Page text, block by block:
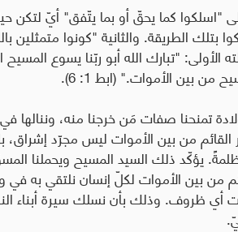
"اسلكوا كما يحقّ أو بما يتّفق" أيّ لتكن
بتلك الطريقة. والثانية "كونوا
الأولى: "تبارك الله أبو ربّنا يسوع
من بين الأموات." (ابط 1: 6).
تمنحنا صفات مَن خرجنا منه، وننالها
القائم من بين الأموات ليس مجرّد إشراق،
يؤكّد ذلك السيد المسيح ويحملنا
من بين الأموات لكلّ إنسان نلتقي به
أي ظروف. وذلك بأن نسلك سيرة أبناء